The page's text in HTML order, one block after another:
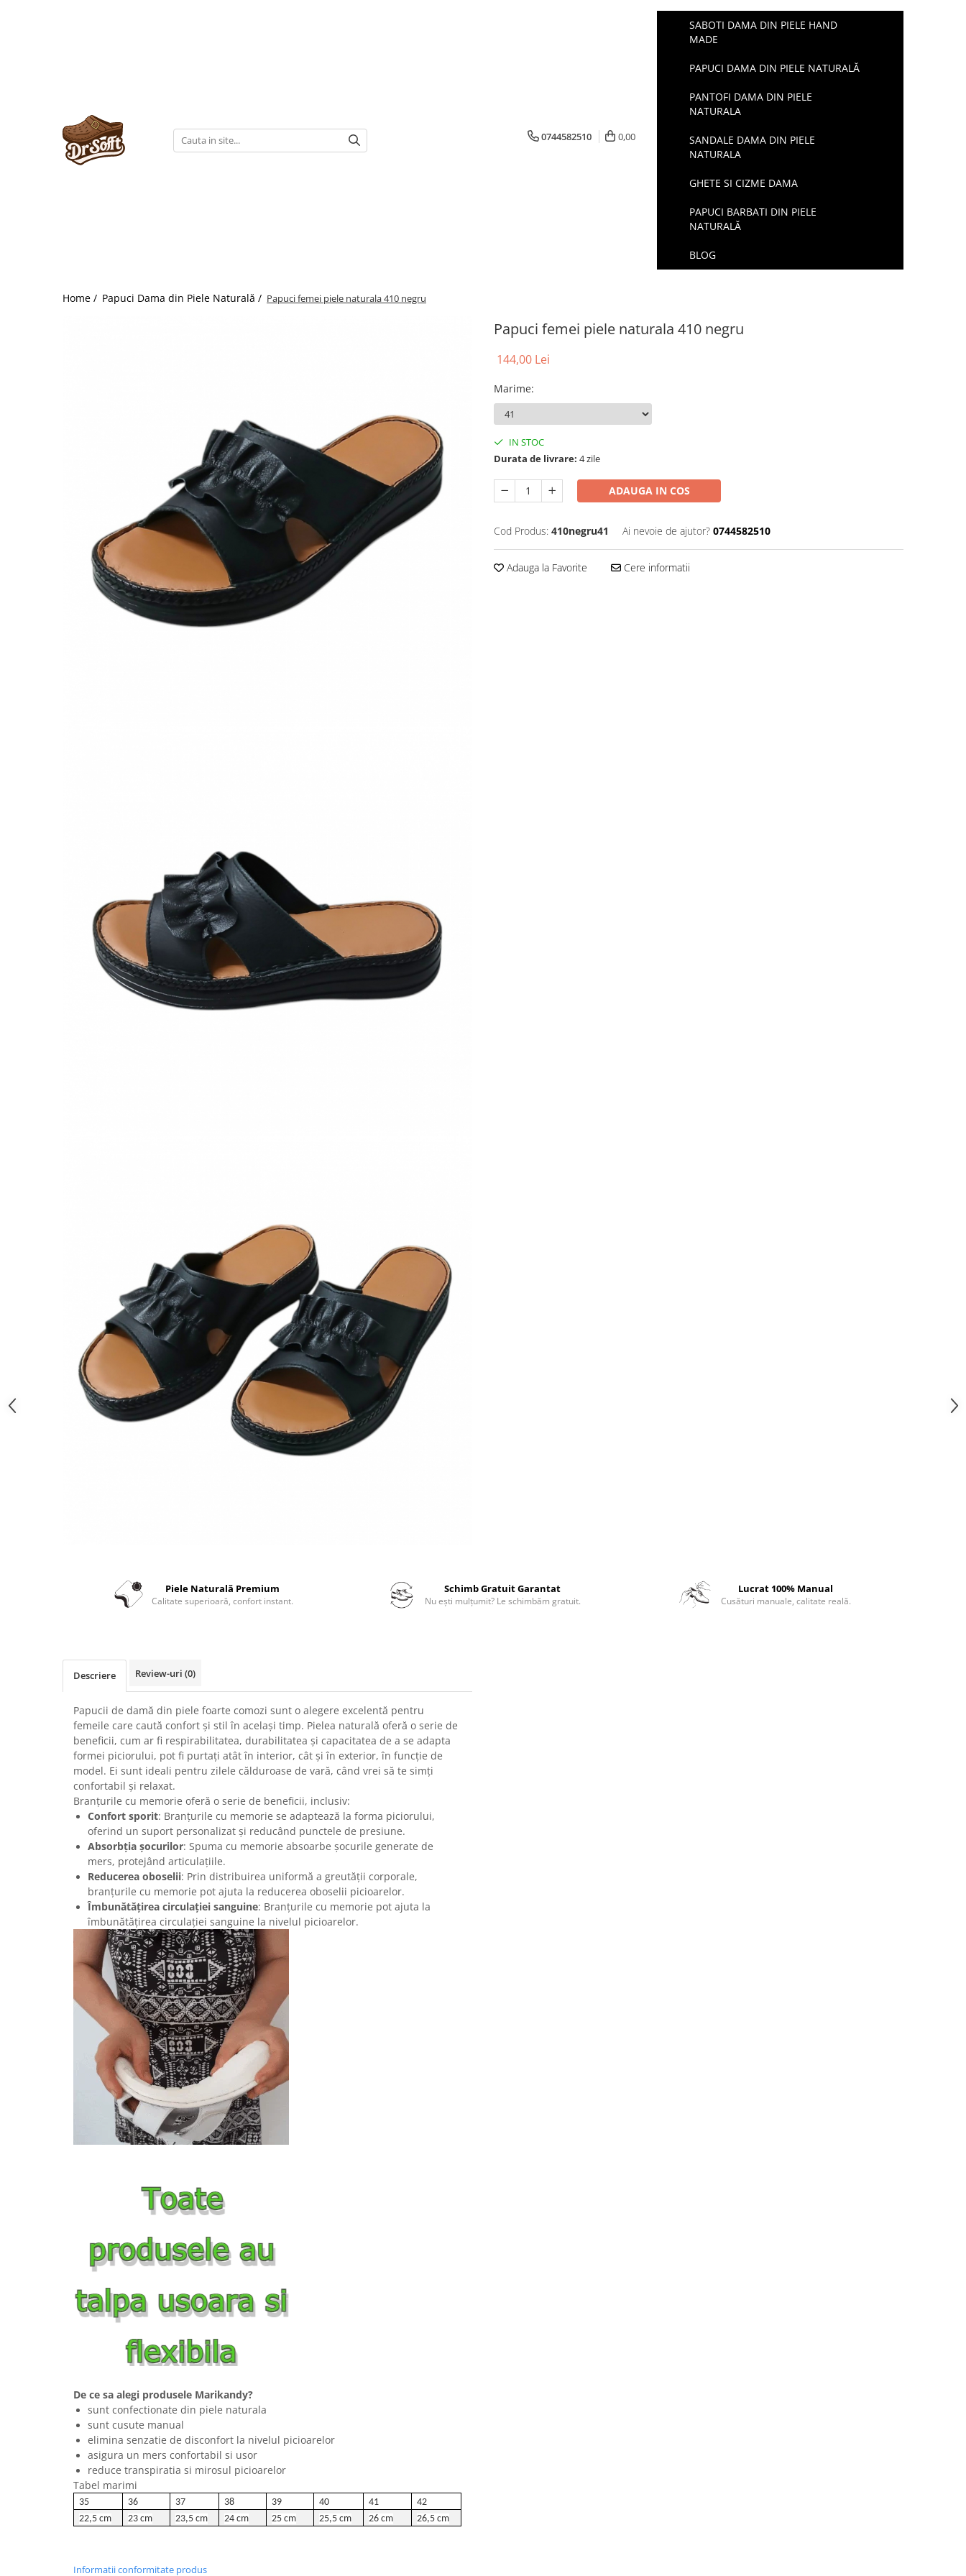
0744582510 0,00
SABOTI DAMA DIN PIELE HAND
MADE
PAPUCI DAMA DIN PIELE NATURALĂ
PANTOFI DAMA DIN PIELE
NATURALA
SANDALE DAMA DIN PIELE
NATURALA
GHETE SI CIZME DAMA
PAPUCI BARBATI DIN PIELE
NATURALĂ
BLOG
Home / Papuci Dama din Piele Naturală / Papuci femei piele naturala 410 negru
Papuci femei piele naturala 410 negru
144,00 Lei
Marime:
IN STOC
Durata de livrare: 4 zile
ADAUGA IN COS
Cod Produs: 410negru41 Ai nevoie de ajutor? 0744582510
Adauga la Favorite Cere informatii
Piele Naturală Premium
Calitate superioară, confort instant.
Schimb Gratuit Garantat
Nu ești mulțumit? Le schimbăm gratuit.
Lucrat 100% Manual
Cusături manuale, calitate reală.
Descriere Review-uri (0)
Papucii de damă din piele foarte comozi sunt o alegere excelentă pentru
femeile care caută confort și stil în același timp. Pielea naturală oferă o serie de
beneficii, cum ar fi respirabilitatea, durabilitatea și capacitatea de a se adapta
formei piciorului, pot fi purtați atât în interior, cât și în exterior, în funcție de
model. Ei sunt ideali pentru zilele călduroase de vară, când vrei să te simți
confortabil și relaxat.
Branțurile cu memorie oferă o serie de beneficii, inclusiv:
Confort sporit: Branțurile cu memorie se adaptează la forma piciorului,
oferind un suport personalizat și reducând punctele de presiune.
Absorbția șocurilor: Spuma cu memorie absoarbe șocurile generate de
mers, protejând articulațiile.
Reducerea oboselii: Prin distribuirea uniformă a greutății corporale,
branțurile cu memorie pot ajuta la reducerea oboselii picioarelor.
Îmbunătățirea circulației sanguine: Branțurile cu memorie pot ajuta la
îmbunătățirea circulației sanguine la nivelul picioarelor.
De ce sa alegi produsele Marikandy?
sunt confectionate din piele naturala
sunt cusute manual
elimina senzatie de disconfort la nivelul picioarelor
asigura un mers confortabil si usor
reduce transpiratia si mirosul picioarelor
Tabel marimi
35 36 37 38 39 40 41
42
22,5 cm
23 cm 23,5 cm 24 cm 25 cm 25,5 cm 26 cm 26,5 cm
Informatii conformitate produs